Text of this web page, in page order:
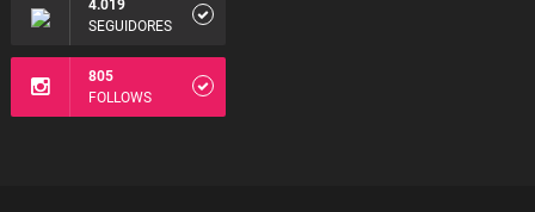
4.019
SEGUIDORES
805
FOLLOWS